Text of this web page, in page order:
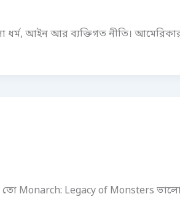
ধর্ম, আইন আর ব্যক্তিগত নীতি।
Monarch: Legacy of Monsters